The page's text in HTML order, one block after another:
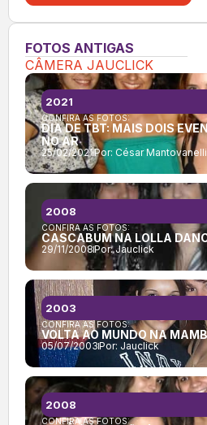
FOTOS ANTIGAS
CÂMERA JAUCLICK
CONFIRA AS FOTOS:
DIA DE TBT: MAIS DOIS
NO AR
25/02/2021Por: César Mantovanelli
2021
CONFIRA AS FOTOS:
CASCABUM NA LOLLA
29/11/2008Por:Jauclick
2008
CONFIRA AS FOTOS:
VOLTA AO MUNDO NA
05/07/2003Por: Jauclick
2003
CONFIRA AS FOTOS:
2008